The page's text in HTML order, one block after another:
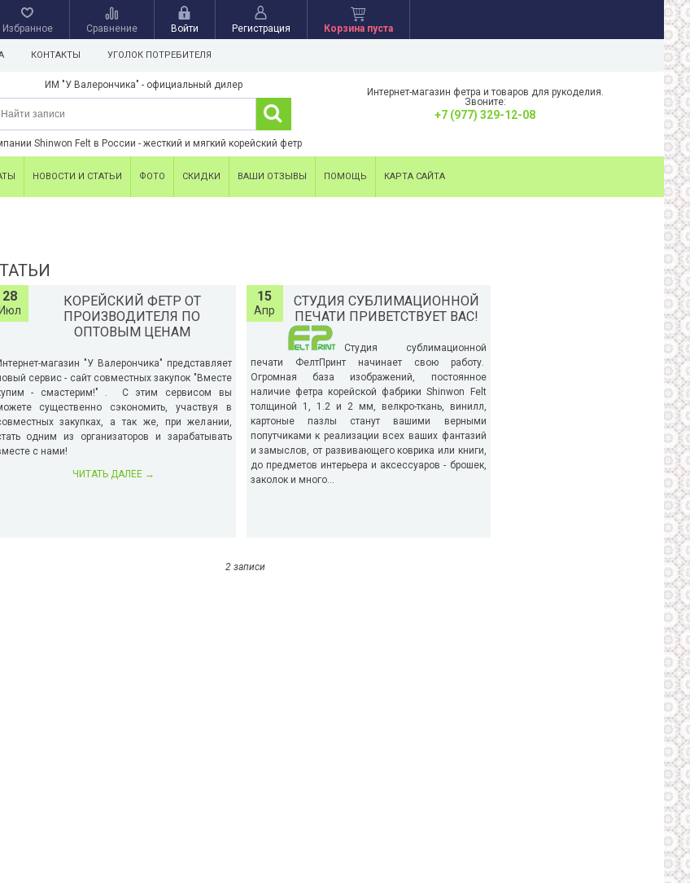
Избранное Сравнение Войти Регистрация Корзина пуста
КОНТАКТЫ УГОЛОК ПОТРЕБИТЕЛЯ
ИМ "У Валерончика" - официальный дилер
Shinwon Felt в России - жесткий и мягкий корейский фетр
Интернет-магазин фетра и товаров для рукоделия.
Звоните:
+7 (977) 329-12-08
НОВОСТИ И СТАТЬИ ФОТО СКИДКИ ВАШИ ОТЗЫВЫ ПОМОЩЬ КАРТА САЙТА
28
Июл
КОРЕЙСКИЙ ФЕТР ОТ
ПРОИЗВОДИТЕЛЯ ПО
ОПТОВЫМ ЦЕНАМ
магазин "У Валерончика" представляет
сервис - сайт совместных закупок "Вместе
- смастерим!" . С этим сервисом вы
существенно сэкономить, участвуя в
закупках, а так же, при желании,
одним из организаторов и зарабатывать
с нами!
ЧИТАТЬ ДАЛЕЕ →
15
Апр
СТУДИЯ СУБЛИМАЦИОННОЙ
ПЕЧАТИ ПРИВЕТСТВУЕТ ВАС!
Студия сублимационной
печати ФелтПринт начинает свою работу.
Огромная база изображений, постоянное
наличие фетра корейской фабрики Shinwon Felt
толщиной 1, 1.2 и 2 мм, велкро-ткань, винилл,
картоные пазлы станут вашими верными
попутчиками к реализации всех ваших фантазий
и замыслов, от развивающего коврика или книги,
до предметов интерьера и аксессуаров - брошек,
заколок и много...
2 записи